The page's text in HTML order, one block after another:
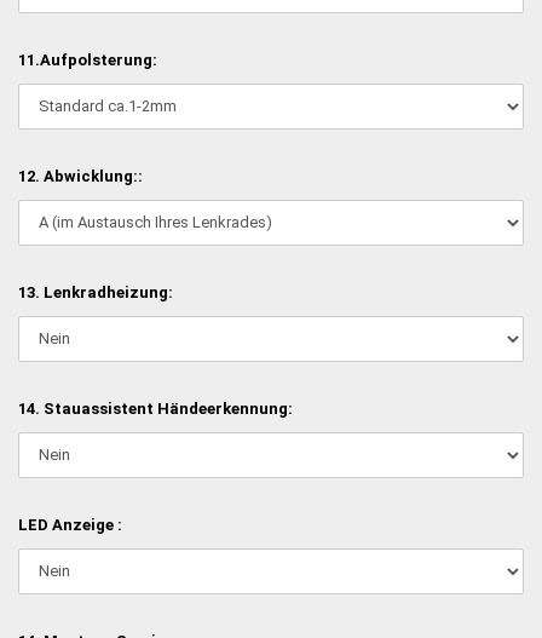
11.Aufpolsterung:
12. Abwicklung::
13. Lenkradheizung:
14. Stauassistent Händeerkennung:
LED Anzeige :